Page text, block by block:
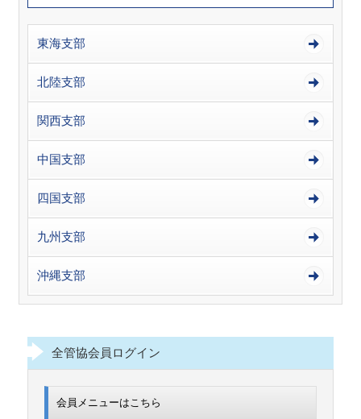
東海支部
北陸支部
関西支部
中国支部
四国支部
九州支部
沖縄支部
全管協会員ログイン
会員メニューはこちら